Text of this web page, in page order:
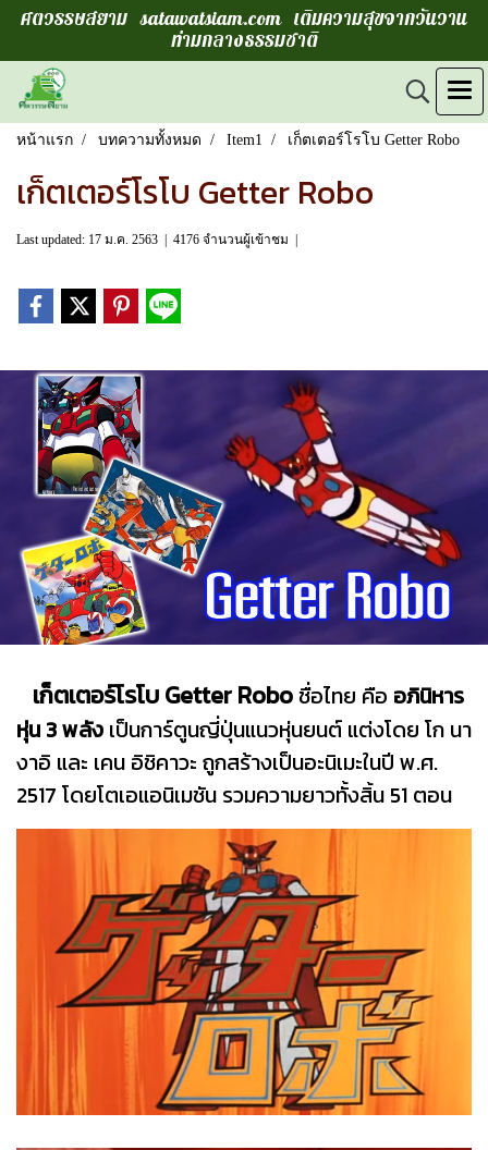
ศตวรรษสยาม satawatsiam.com เติมความสุขจากวันวาน
ท่ามกลางธรรมชาติ
หน้าแรก บทความทั้งหมด Item1 เก็ตเตอร์โรโบ Getter Robo
เก็ตเตอร์โรโบ Getter Robo
Last updated: 17 ม.ค. 2563 4176 จำนวนผู้เข้าชม
เก็ตเตอร์โรโบ Getter Roboชื่อไทย คือ อภินิหาร
หุ่น 3 พลัง เป็นการ์ตูนญี่ปุ่นแนวหุ่นยนต์ แต่งโดย โก นา
งาอิ และ เคน อิชิคาวะ ถูกสร้างเป็นอะนิเมะในปี พ.ศ.
2517 โดยโตเอแอนิเมชัน รวมความยาวทั้งสิ้น 51 ตอน